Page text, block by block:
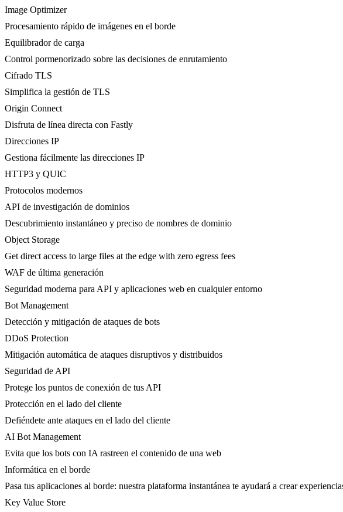
Image Optimizer
Procesamiento rápido de imágenes en el borde
Equilibrador de carga
Control pormenorizado sobre las decisiones de enrutamiento
Cifrado TLS
Simplifica la gestión de TLS
Origin Connect
Disfruta de línea directa con Fastly
Direcciones IP
Gestiona fácilmente las direcciones IP
HTTP3 y QUIC
Protocolos modernos
API de investigación de dominios
Descubrimiento instantáneo y preciso de nombres de dominio
Object Storage
Get direct access to large files at the edge with zero egress fees
WAF de última generación
Seguridad moderna para API y aplicaciones web en cualquier entorno
Bot Management
Detección y mitigación de ataques de bots
DDoS Protection
Mitigación automática de ataques disruptivos y distribuidos
Seguridad de API
Protege los puntos de conexión de tus API
Protección en el lado del cliente
Defiéndete ante ataques en el lado del cliente
AI Bot Management
Evita que los bots con IA rastreen el contenido de una web
Informática en el borde
Pasa tus aplicaciones al borde: nuestra plataforma instantánea te ayudará a crear
Key Value Store